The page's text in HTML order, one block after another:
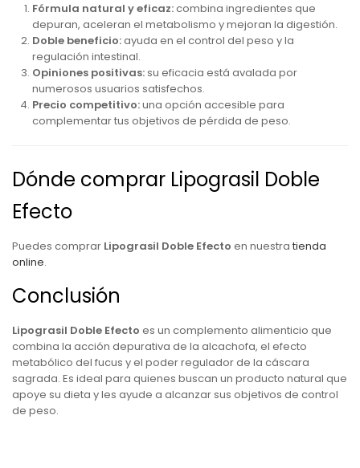
Fórmula natural y eficaz:combina ingredientes que
depuran, aceleran el metabolismo y mejoran la digestión.
Doble beneficio:ayuda en el control del peso y la
regulación intestinal.
Opiniones positivas:su eficacia está avalada por
numerosos usuarios satisfechos.
Precio competitivo:una opción accesible para
complementar tus objetivos de pérdida de peso.
Dónde comprar Lipograsil Doble
Efecto
Puedes comprar Lipograsil Doble Efecto en nuestra tienda
online.
Conclusión
Lipograsil Doble Efecto es un complemento alimenticio que
combina la acción depurativa de la alcachofa, el efecto
metabólico del fucus y el poder regulador de la cáscara
sagrada. Es ideal para quienes buscan un producto natural que
apoye su dieta y les ayude a alcanzar sus objetivos de control
de peso.